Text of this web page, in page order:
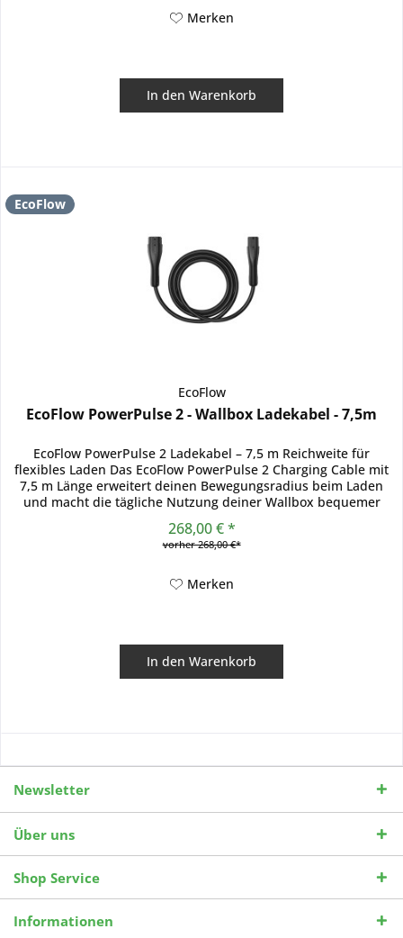
Merken
In den Warenkorb
EcoFlow
EcoFlow
EcoFlow PowerPulse 2 - Wallbox Ladekabel - 7,5m
EcoFlow PowerPulse 2 Ladekabel – 7,5 m Reichweite für
flexibles Laden Das EcoFlow PowerPulse 2 Charging Cable mit
7,5 m Länge erweitert deinen Bewegungsradius beim Laden
und macht die tägliche Nutzung deiner Wallbox bequemer
268,00 € *
vorher 268,00 €*
Merken
In den Warenkorb
Newsletter
Über uns
Shop Service
Informationen